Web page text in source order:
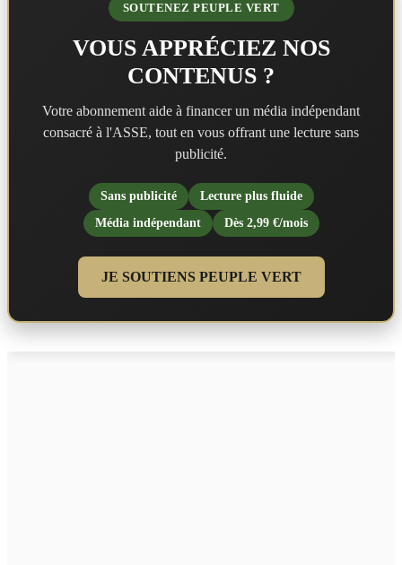
SOUTENEZ PEUPLE VERT
VOUS APPRÉCIEZ NOS
CONTENUS ?
Votre abonnement aide à financer un média indépendant
consacré à l'ASSE, tout en vous offrant une lecture sans
publicité.
Sans publicité
Lecture plus fluide
Média indépendant
Dès 2,99 €/mois
JE SOUTIENS PEUPLE VERT